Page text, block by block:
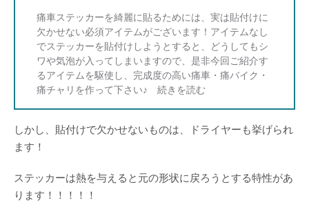
痛車ステッカーを綺麗に貼るためには、実は貼付けに
欠かせない必須アイテムがございます！アイテムなし
でステッカーを貼付けしようとすると、どうしてもシ
ワや気泡が入ってしまいますので、是非今回ご紹介す
るアイテムを駆使し、完成度の高い痛車・痛バイク・
痛チャリを作って下さい♪
しかし、貼付けで欠かせないものは、ドライヤーも挙げられ
ます！
ステッカーは熱を与えると元の形状に戻ろうとする特性があ
ります！！！！！